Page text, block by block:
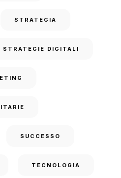
STRATEGIA
STRATEGIE DIGITALI
SUCCESSO
TECNOLOGIA